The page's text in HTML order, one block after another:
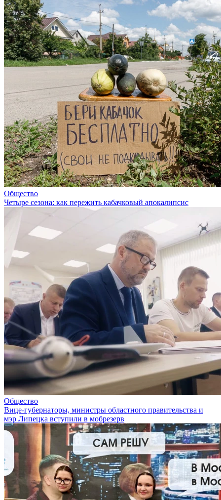
Общество
Четыре сезона: как пережить кабачковый апокалипсис
Общество
Вице-губернаторы, министры областного правительства и
мэр Липецка вступили в мобрезерв